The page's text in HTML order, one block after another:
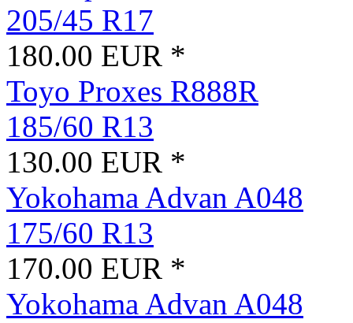
205/45 R17
180.00 EUR *
Toyo Proxes R888R
185/60 R13
130.00 EUR *
Yokohama Advan A048
175/60 R13
170.00 EUR *
Yokohama Advan A048